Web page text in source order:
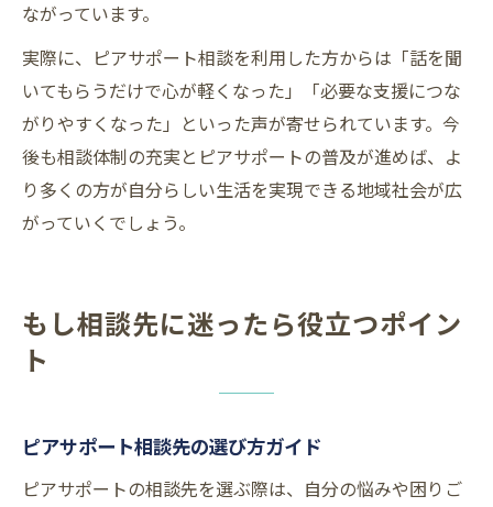
ながっています。
実際に、ピアサポート相談を利用した方からは「話を聞
いてもらうだけで心が軽くなった」「必要な支援につな
がりやすくなった」といった声が寄せられています。今
後も相談体制の充実とピアサポートの普及が進めば、よ
り多くの方が自分らしい生活を実現できる地域社会が広
がっていくでしょう。
もし相談先に迷ったら役立つポイン
ト
ピアサポート相談先の選び方ガイド
ピアサポートの相談先を選ぶ際は、自分の悩みや困りご